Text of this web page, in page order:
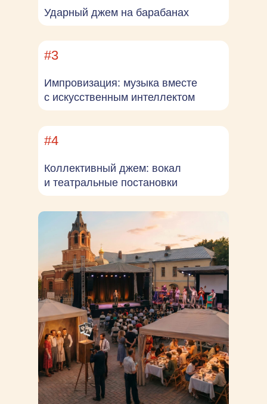
#4
Коллективный джем: вокал
и театральные постановки
#3
Импровизация: музыка вместе
с искусственным интеллектом
Ударный джем на барабанах